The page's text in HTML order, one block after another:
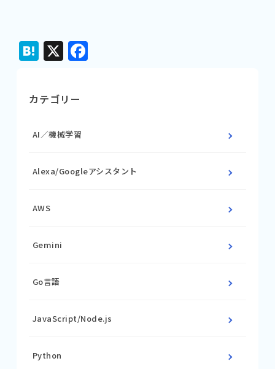
Hatena
X Facebook
カテゴリー
AI／機械学習
Alexa/Googleアシスタント
AWS
Gemini
Go言語
JavaScript/Node.js
Python